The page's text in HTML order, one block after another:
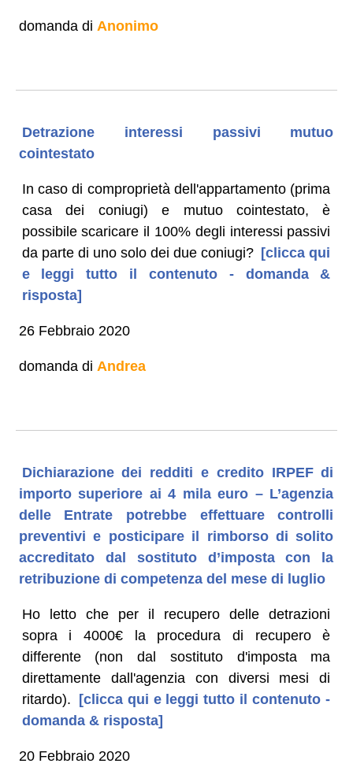
domanda di Anonimo
Detrazione interessi passivi mutuo
cointestato
In caso di comproprietà dell'appartamento (prima
casa dei coniugi) e mutuo cointestato, è
possibile scaricare il 100% degli interessi passivi
da parte di uno solo dei due coniugi? [clicca qui
e leggi tutto il contenuto - domanda &
risposta]
26 Febbraio 2020
domanda di Andrea
Dichiarazione dei redditi e credito IRPEF di
importo superiore ai 4 mila euro – L’agenzia
delle Entrate potrebbe effettuare controlli
preventivi e posticipare il rimborso di solito
accreditato dal sostituto d’imposta con la
retribuzione di competenza del mese di luglio
Ho letto che per il recupero delle detrazioni
sopra i 4000€ la procedura di recupero è
differente (non dal sostituto d'imposta ma
direttamente dall'agenzia con diversi mesi di
ritardo). [clicca qui e leggi tutto il contenuto -
domanda & risposta]
20 Febbraio 2020